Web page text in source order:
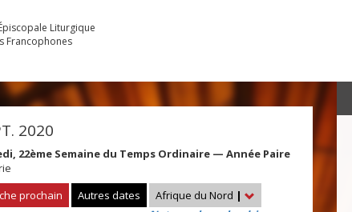
Liturgique
Francophones
2020
22ème Semaine du Temps Ordinaire — Année Paire
prochain
Autres dates Afrique du Nord |